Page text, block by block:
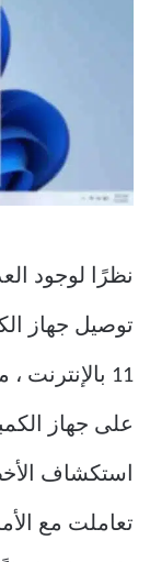
نظرًا لوجود
11
على جهاز
استكشاف
تعاملت مع